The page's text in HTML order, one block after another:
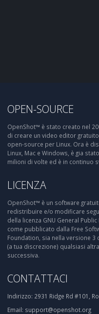
OPEN-SOURCE
OpenShot™ è stato creato nel
di creare un video editor
open-source per Linux. Ora è
Linux, Mac e Windows, è gia
milioni di volte ed è in continuo
LICENZA
OpenShot™ è un software
redistribuire e/o modificare
della licenza GNU General
come pubblicato dalla Free
Foundation, sia nella versione 3
(a tua discrezione) qualsiasi
successiva.
CONTATTACI
Indirizzo: 2931 Ridge Rd #101,
Email: support@openshot.org